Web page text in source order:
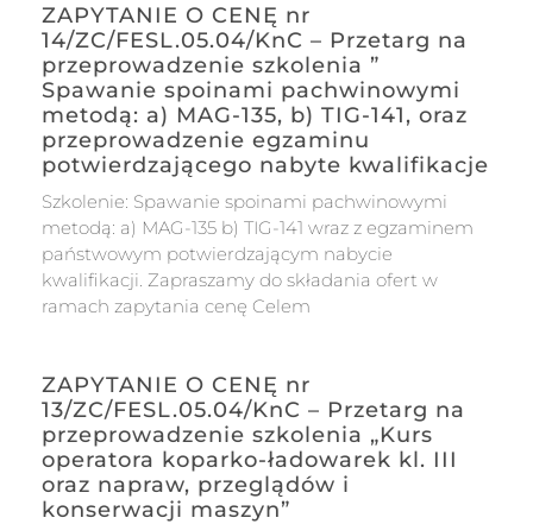
ZAPYTANIE O CENĘ nr
14/ZC/FESL.05.04/KnC – Przetarg na
przeprowadzenie szkolenia ”
Spawanie spoinami pachwinowymi
metodą: a) MAG-135, b) TIG-141, oraz
przeprowadzenie egzaminu
potwierdzającego nabyte kwalifikacje
Szkolenie: Spawanie spoinami pachwinowymi
metodą: a) MAG-135 b) TIG-141 wraz z egzaminem
państwowym potwierdzającym nabycie
kwalifikacji. Zapraszamy do składania ofert w
ramach zapytania cenę Celem
ZAPYTANIE O CENĘ nr
13/ZC/FESL.05.04/KnC – Przetarg na
przeprowadzenie szkolenia „Kurs
operatora koparko-ładowarek kl. III
oraz napraw, przeglądów i
konserwacji maszyn”